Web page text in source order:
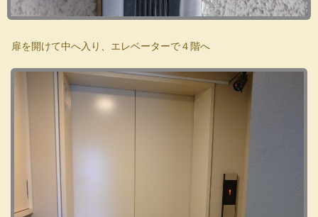
扉を開けて中へ入り、エレベーターで４階へ